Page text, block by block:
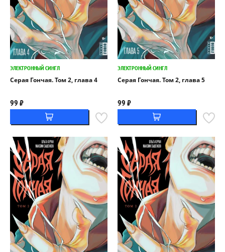
ЭЛЕКТРОННЫЙ СИНГЛ
Серая Гончая. Том 2, глава 4
99 ₽
ЭЛЕКТРОННЫЙ СИНГЛ
Серая Гончая. Том 2, глава 5
99 ₽